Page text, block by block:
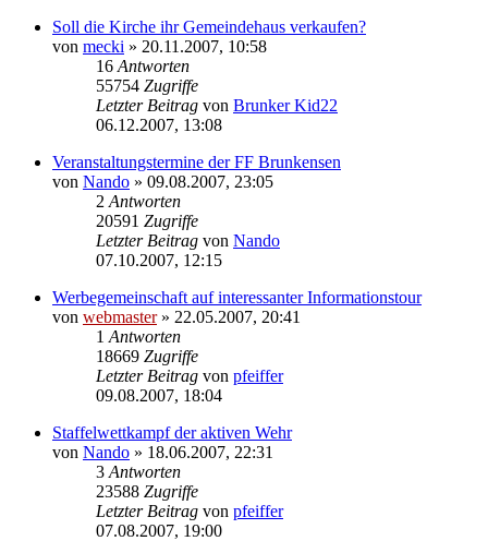
Soll die Kirche ihr Gemeindehaus verkaufen?
von mecki » 20.11.2007, 10:58
16 Antworten
55754 Zugriffe
Letzter Beitrag von Brunker Kid22
06.12.2007, 13:08
Veranstaltungstermine der FF Brunkensen
von Nando » 09.08.2007, 23:05
2 Antworten
20591 Zugriffe
Letzter Beitrag von Nando
07.10.2007, 12:15
Werbegemeinschaft auf interessanter Informationstour
von webmaster» 22.05.2007, 20:41
1 Antworten
18669 Zugriffe
Letzter Beitrag von pfeiffer
09.08.2007, 18:04
Staffelwettkampf der aktiven Wehr
von Nando » 18.06.2007, 22:31
3 Antworten
23588 Zugriffe
Letzter Beitrag von pfeiffer
07.08.2007, 19:00